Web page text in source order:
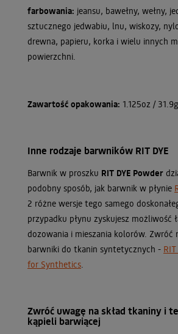
farbowania: jeansu, bawełny, wełny,
sztucznego jedwabiu, lnu, wiskozy,
drewna, papieru, korka i wielu innych
powierzchni.
Zawartość opakowania: 1.125oz / 31.9g
Inne rodzaje barwników RIT DYE
Barwnik w proszku RIT DYE Powder
podobny sposób, jak barwnik w płynie
2 różne wersje tego samego
przypadku płynu zyskujesz możliwość
dozowania i mieszania kolorów. Zwróć
barwniki do tkanin syntetycznych -
for Synthetics
Zwróć uwagę na skład tkaniny i
kąpieli barwiącej